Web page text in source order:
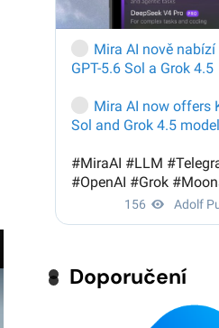
Doporučení